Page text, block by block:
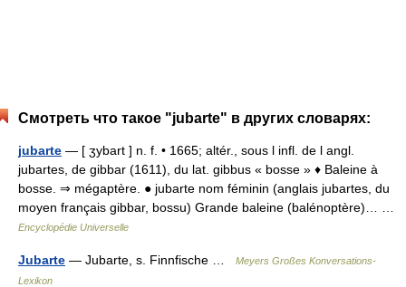
Смотреть что такое "jubarte" в других словарях:
jubarte — [ ʒybart ] n. f. • 1665; altér., sous l infl. de l angl.
jubartes, de gibbar (1611), du lat. gibbus « bosse » ♦ Baleine à
bosse. ⇒ mégaptère. ● jubarte nom féminin (anglais jubartes, du
moyen français gibbar, bossu) Grande baleine (balénoptère)… …
Encyclopédie Universelle
Jubarte — Jubarte, s. Finnfische …
Meyers Großes Konversations-
Lexikon